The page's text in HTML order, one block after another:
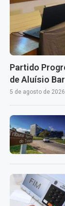
Partido
de Aluísio
5 de agosto de 2026